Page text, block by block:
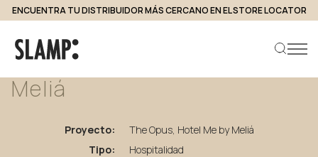
ENCUENTRA TU DISTRIBUIDOR MÁS CERCANO EN EL STORE LOCATOR
Buscar producto
volver a proyectos
TheOpus,
Meliá
Proyecto:
The Opus, Hotel Me by Meliá
Tipo:
Hospitalidad